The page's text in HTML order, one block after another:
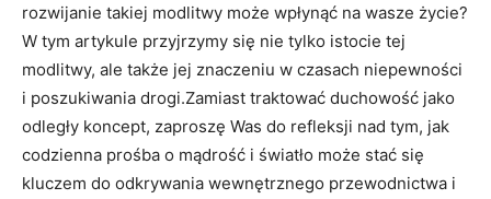
rozwijanie takiej modlitwy ⁢może wpłynąć na wasze życie?
W tym ‍artykule przyjrzymy się nie tylko istocie tej
modlitwy, ale także jej znaczeniu w czasach niepewności
i ​poszukiwania drogi.Zamiast traktować duchowość jako
odległy koncept,‍ zaproszę Was do ‍refleksji nad tym, jak
codzienna prośba o mądrość i światło może stać się
kluczem do odkrywania wewnętrznego przewodnictwa i